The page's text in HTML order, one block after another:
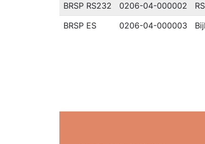
BRSP RS232
0206-04-000002
BRSP ES
0206-04-000003